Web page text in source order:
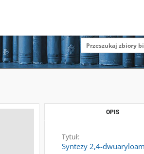
OPIS
Tytuł:
Syntezy 2,4-